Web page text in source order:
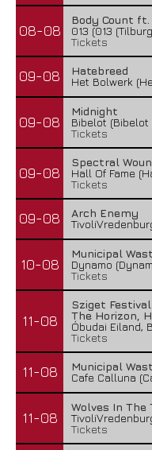
08-08
Body Count ft.
013 (013
Tickets
09-08
Hatebreed
Het Bolwerk
09-08
Midnight
Bibelot (Bibelot
Tickets
09-08
Spectral
Hall Of Fame
Tickets
09-08
Arch Enemy
10-08
Municipal
Dynamo
Tickets
11-08
Sziget
The Horizon,
Óbudai Eiland,
Tickets
11-08
Municipal
Cafe Calluna
11-08
Wolves In The
Tickets